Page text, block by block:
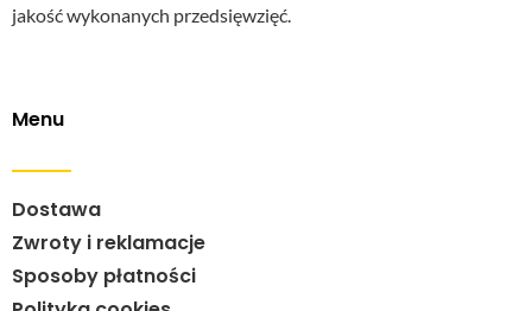
jakość wykonanych przedsięwzięć.
Menu
Dostawa
Zwroty i reklamacje
Sposoby płatności